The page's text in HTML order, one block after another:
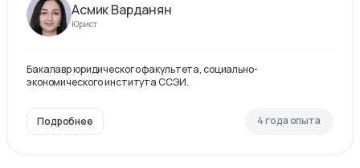
Асмик Варданян
Юрист
Бакалавр юридического факультета, социально-
экономического института ССЭИ.
Подробнее 4 года опыта